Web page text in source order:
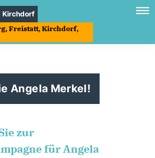
Kirchdorf
Freistatt, Kirchdorf,
Angela Merkel!
zur
für Angela